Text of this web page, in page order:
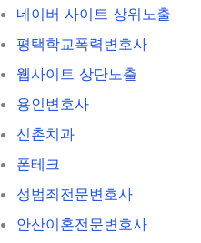
네이버 사이트 상위노출
평택학교폭력변호사
웹사이트 상단노출
용인변호사
신촌치과
폰테크
성범죄전문변호사
안산이혼전문변호사